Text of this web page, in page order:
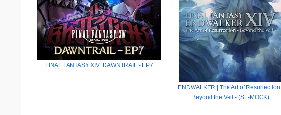
FINAL FANTASY XIV: DAWNTRAIL - EP7
ENDWALKER | The Art of Resurrection
Beyond the Veil - (SE-MOOK)